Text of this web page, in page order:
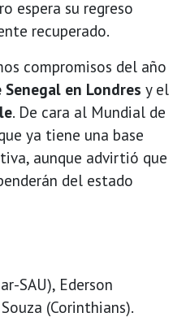
espera su regreso
recuperado.
compromisos del año
en Londres y el
. De cara al Mundial de
ya tiene una base
aunque advirtió que
del estado
SAU), Ederson
(Corinthians).